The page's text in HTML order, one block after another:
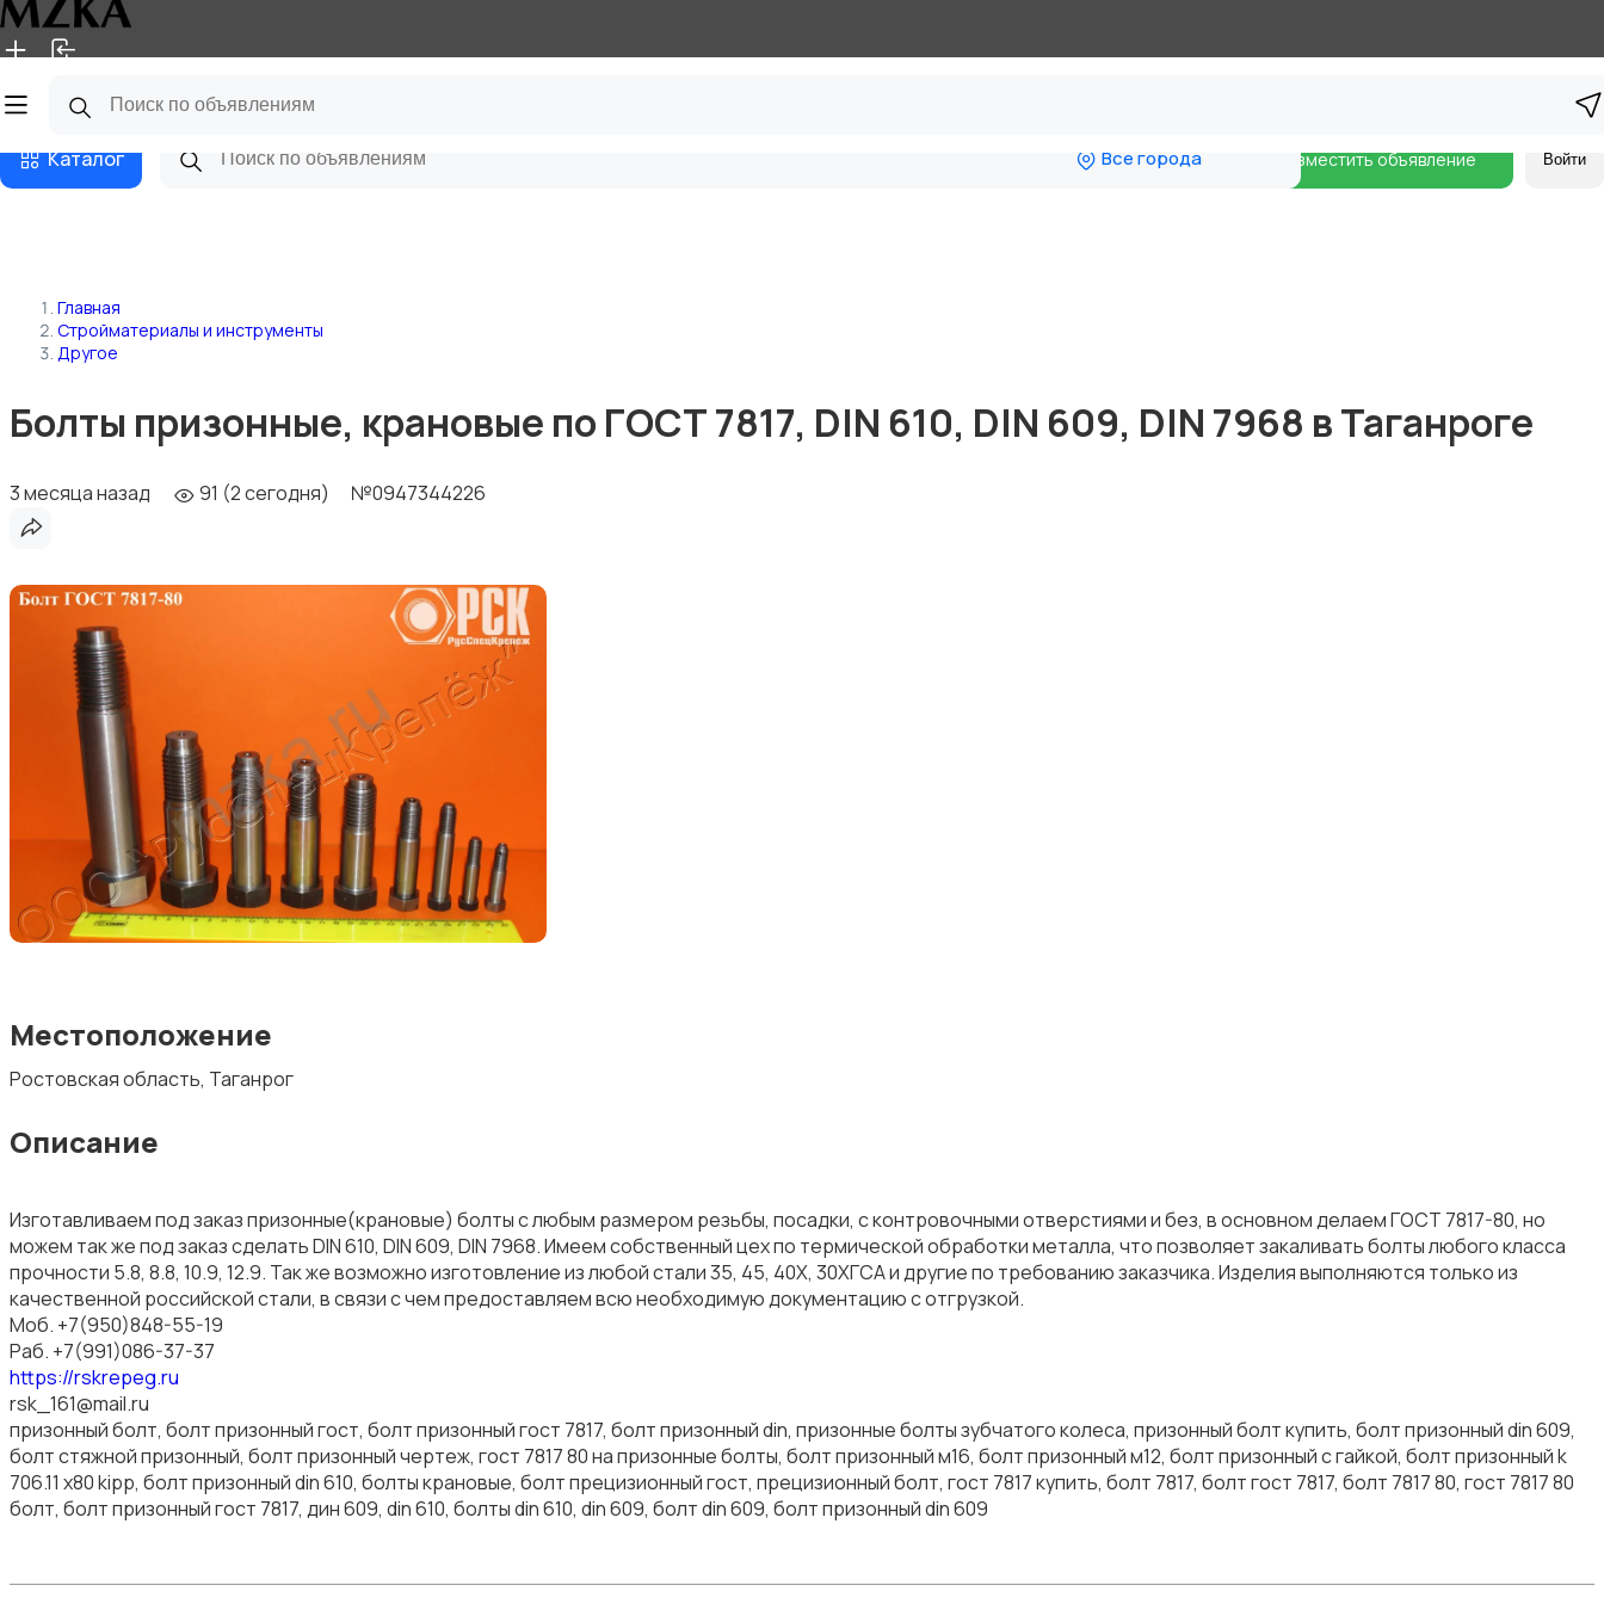
Главная Магазины
Каталог Все города Разместить объявление Войти
Главная
Стройматериалы и инструменты
Другое
Болты призонные, крановые по ГОСТ 7817, DIN 610, DIN 609, DIN 7968 в Таганроге
3 месяца назад 91 (2 сегодня) №0947344226
Местоположение
Ростовская область, Таганрог
Описание
Изготавливаем под заказ призонные(крановые) болты с любым размером резьбы, посадки, с контровочными отверстиями и без, в основном делаем ГОСТ 7817-80, но
можем так же под заказ сделать DIN 610, DIN 609, DIN 7968. Имеем собственный цех по термической обработки металла, что позволяет закаливать болты любого класса
прочности 5.8, 8.8, 10.9, 12.9. Так же возможно изготовление из любой стали 35, 45, 40Х, 30ХГСА и другие по требованию заказчика. Изделия выполняются только из
качественной российской стали, в связи с чем предоставляем всю необходимую документацию с отгрузкой.
Моб. +7(950)848-55-19
Раб. +7(991)086-37-37
https://rskrepeg.ru
rsk_161@mail.ru
призонный болт, болт призонный гост, болт призонный гост 7817, болт призонный din, призонные болты зубчатого колеса, призонный болт купить, болт призонный din 609,
болт стяжной призонный, болт призонный чертеж, гост 7817 80 на призонные болты, болт призонный м16, болт призонный м12, болт призонный с гайкой, болт призонный k
706.11 x80 kipp, болт призонный din 610, болты крановые, болт прецизионный гост, прецизионный болт, гост 7817 купить, болт 7817, болт гост 7817, болт 7817 80, гост 7817 80
болт, болт призонный гост 7817, дин 609, din 610, болты din 610, din 609, болт din 609, болт призонный din 609